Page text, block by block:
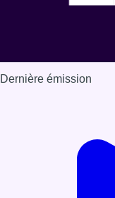
Dernière émission